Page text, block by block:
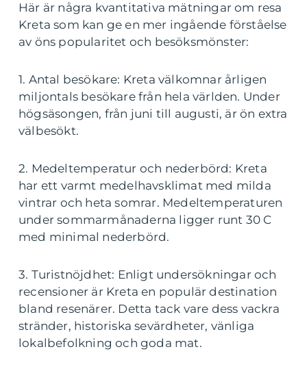
Här är några kvantitativa mätningar om resa
Kreta som kan ge en mer ingående förståelse
av öns popularitet och besöksmönster:
1. Antal besökare: Kreta välkomnar årligen
miljontals besökare från hela världen. Under
högsäsongen, från juni till augusti, är ön extra
välbesökt.
2. Medeltemperatur och nederbörd: Kreta
har ett varmt medelhavsklimat med milda
vintrar och heta somrar. Medeltemperaturen
under sommarmånaderna ligger runt 30 C
med minimal nederbörd.
3. Turistnöjdhet: Enligt undersökningar och
recensioner är Kreta en populär destination
bland resenärer. Detta tack vare dess vackra
stränder, historiska sevärdheter, vänliga
lokalbefolkning och goda mat.